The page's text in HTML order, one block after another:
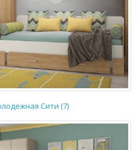
Сити (7)